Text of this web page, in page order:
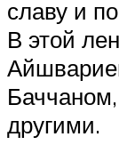
славу и
В этой
другими.